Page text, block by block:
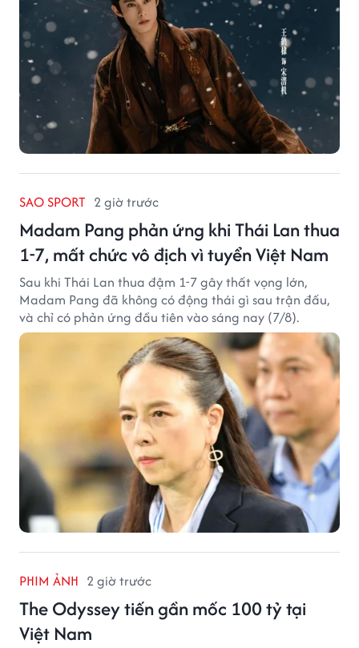
SAO SPORT 2 giờ trước
Madam Pang phản ứng khi Thái Lan thua
1-7, mất chức vô địch vì tuyển Việt Nam
Sau khi Thái Lan thua đậm 1-7 gây thất vọng lớn,
Madam Pang đã không có động thái gì sau trận đấu,
và chỉ có phản ứng đầu tiên vào sáng nay (7/8).
PHIM ẢNH 2 giờ trước
The Odyssey tiến gần mốc 100 tỷ tại
Việt Nam